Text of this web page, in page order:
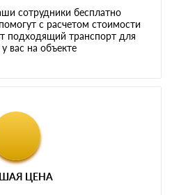
сотрудники бесплатно
с расчетом стоимости
подходящий транспорт для
у вас на объекте
ЦЕНА